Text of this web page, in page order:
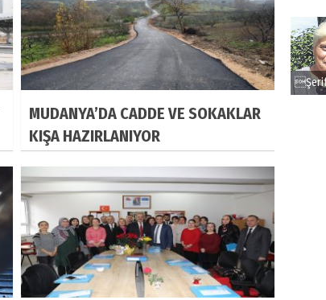
MUDANYA’DA CADDE VE SOKAKLAR
KIŞA HAZIRLANIYOR